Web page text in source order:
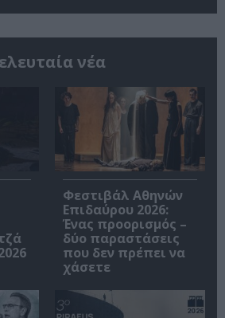
νέα
Φεστιβάλ Αθηνών
Επιδαύρου 2026:
Ένας προορισμός –
δύο παραστάσεις
που δεν πρέπει να
χάσετε